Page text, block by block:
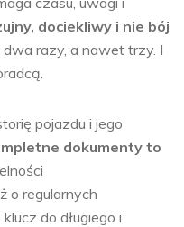
dociekliwy i nie bój
razy, a nawet trzy. I
pojazdu i jego
dokumenty to
o regularnych
do długiego i